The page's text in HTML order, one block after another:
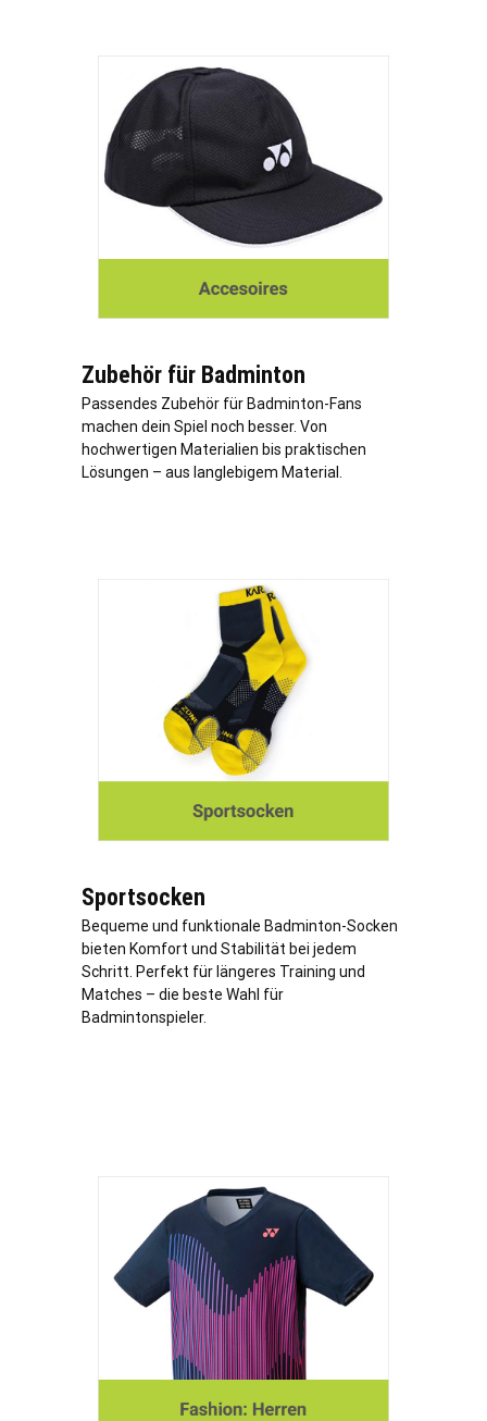
Zubehör für Badminton
Passendes Zubehör für Badminton-Fans
machen dein Spiel noch besser. Von
hochwertigen Materialien bis praktischen
Lösungen – aus langlebigem Material.
Sportsocken
Bequeme und funktionale Badminton-Socken
bieten Komfort und Stabilität bei jedem
Schritt. Perfekt für längeres Training und
Matches – die beste Wahl für
Badmintonspieler.